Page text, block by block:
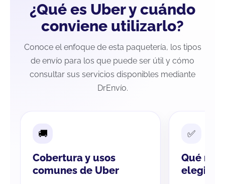
¿Qué es Uber y cuándo
conviene utilizarlo?
Conoce el enfoque de esta paquetería, los tipos
de envío para los que puede ser útil y cómo
consultar sus servicios disponibles mediante
DrEnvío.
Cobertura y usos
comunes de Uber
Qué
elegir